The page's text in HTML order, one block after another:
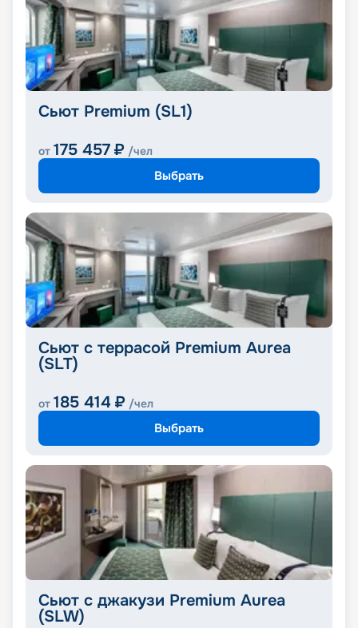
Сьют Premium (SL1)
от 175 457 ₽ /чел
Выбрать
Сьют с террасой Premium Aurea
(SLT)
от 185 414 ₽ /чел
Выбрать
Сьют с джакузи Premium Aurea
(SLW)